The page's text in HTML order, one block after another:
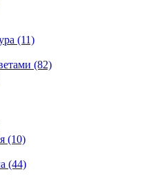
(11)
(82)
(10)
(44)